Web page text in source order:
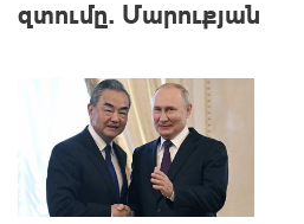
զտումը. Մարուքյան